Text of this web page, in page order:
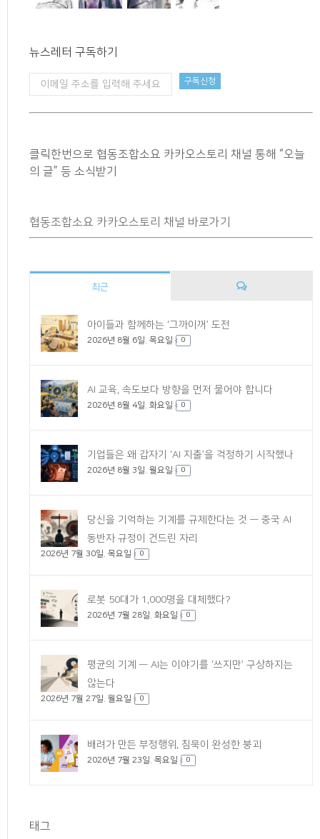
뉴스레터 구독하기
클릭한번으로 협동조합소요 카카오스토리 채널 통해 “오늘
의 글” 등 소식받기
협동조합소요 카카오스토리 채널 바로가기
최근
아이들과 함께하는 ‘그까이꺼’ 도전
2026년 8월 6일. 목요일 0
AI 교육, 속도보다 방향을 먼저 물어야 합니다
2026년 8월 4일. 화요일 0
기업들은 왜 갑자기 ‘AI 지출’을 걱정하기 시작했나
2026년 8월 3일. 월요일 0
당신을 기억하는 기계를 규제한다는 것 — 중국 AI
동반자 규정이 건드린 자리
2026년 7월 30일. 목요일 0
로봇 50대가 1,000명을 대체했다?
2026년 7월 28일. 화요일 0
평균의 기계 — AI는 이야기를 ‘쓰지만’ 구상하지는
않는다
2026년 7월 27일. 월요일 0
배려가 만든 부정행위, 침묵이 완성한 붕괴
2026년 7월 23일. 목요일 0
태그